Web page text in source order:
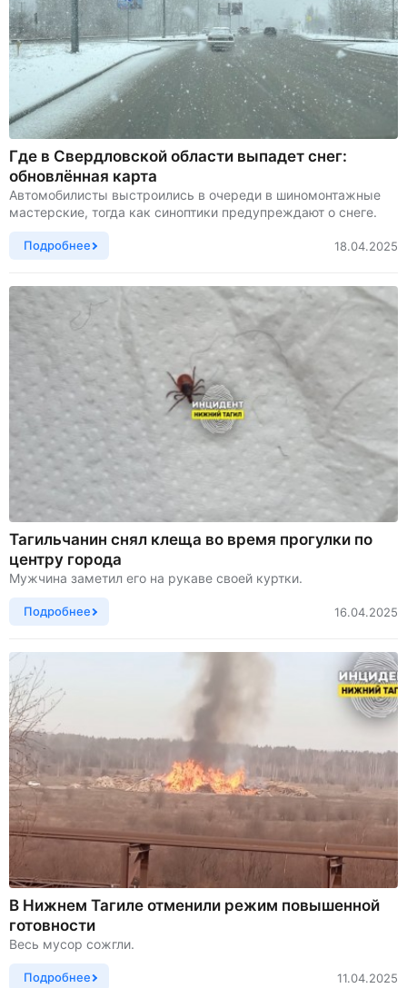
Где в Свердловской области выпадет снег:
обновлённая карта
Автомобилисты выстроились в очереди в шиномонтажные
мастерские, тогда как синоптики предупреждают о снеге.
Подробнее 18.04.2025
Тагильчанин снял клеща во время прогулки по
центру города
Мужчина заметил его на рукаве своей куртки.
Подробнее 16.04.2025
В Нижнем Тагиле отменили режим повышенной
готовности
Весь мусор сожгли.
Подробнее 11.04.2025